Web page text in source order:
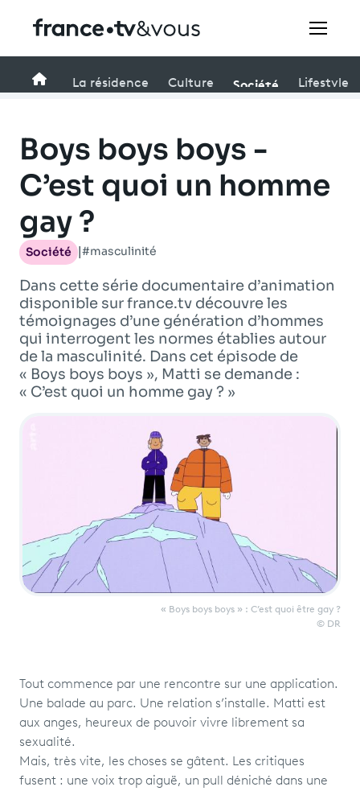
Festivals
Creators
À la une
Participer et assister à une émission
À votre écoute
Productions et innovation
Programme tv
Accueil
La résidence Culture Société Lifestyle
Boys boys boys -
C’est quoi un homme
gay ?
Société #masculinité
Dans cette série documentaire d’animation
disponible sur france.tv découvre les
témoignages d’une génération d’hommes
qui interrogent les normes établies autour
de la masculinité. Dans cet épisode de
« Boys boys boys », Matti se demande :
« C’est quoi un homme gay ? »
« Boys boys boys » : C’est quoi être gay ?
© DR
Tout commence par une rencontre sur une application.
Une balade au parc. Une relation s’installe. Matti est
aux anges, heureux de pouvoir vivre librement sa
sexualité.
Mais, très vite, les choses se gâtent. Les critiques
fusent : une voix trop aiguë, un pull déniché dans une